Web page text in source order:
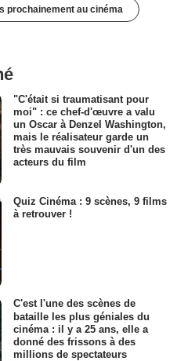
prochainement au cinéma
"C'était si traumatisant pour
moi" : ce chef-d'œuvre a valu
un Oscar à Denzel Washington,
mais le réalisateur garde un
très mauvais souvenir d'un des
acteurs du film
Quiz Cinéma : 9 scènes, 9 films
à retrouver !
C'est l'une des scènes de
bataille les plus géniales du
cinéma : il y a 25 ans, elle a
donné des frissons à des
millions de spectateurs